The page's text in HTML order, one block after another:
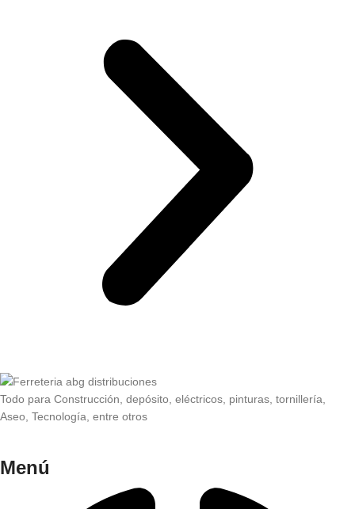
Todo para Construcción, depósito, eléctricos, pinturas, tornillería,
Aseo, Tecnología, entre otros
Menú